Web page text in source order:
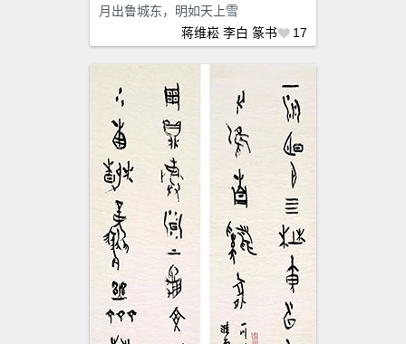
月出鲁城东，明如天上雪
蒋维崧 李白 篆书 17